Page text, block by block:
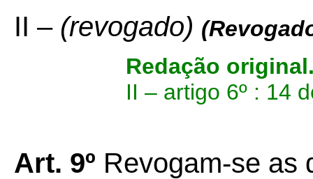
II – (revogado)
Redação
II – artigo 6º : 14
Art. 9º Revogam-se as